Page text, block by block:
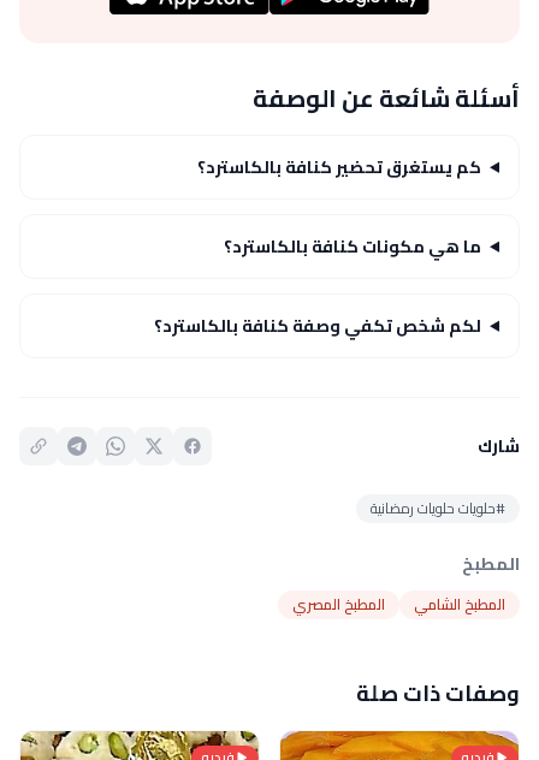
أسئلة شائعة عن الوصفة
كم يستغرق تحضير كنافة بالكاسترد؟
ما هي مكونات كنافة بالكاسترد؟
لكم شخص تكفي وصفة كنافة بالكاسترد؟
شارك
#حلويات حلويات رمضانية
المطبخ
المطبخ الشامي المطبخ المصري
وصفات ذات صلة